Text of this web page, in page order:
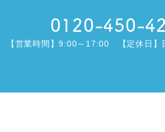
0120-450-
【営業時間】9:00～17:00 【定休日】